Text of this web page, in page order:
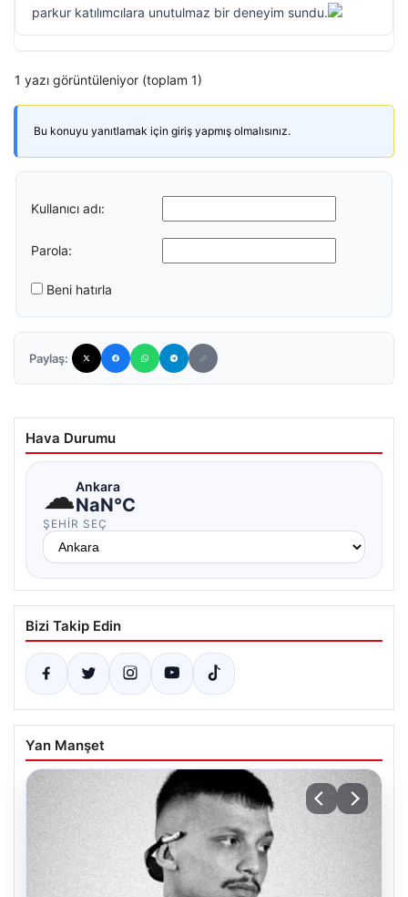
parkur katılımcılara unutulmaz bir deneyim sundu.
1 yazı görüntüleniyor (toplam 1)
Bu konuyu yanıtlamak için giriş yapmış olmalısınız.
Kullanıcı adı:
Parola:
Beni hatırla
Paylaş:
Hava Durumu
☁Ankara
NaN°C
ŞEHIR SEÇ
Bizi Takip Edin
Yan Manşet